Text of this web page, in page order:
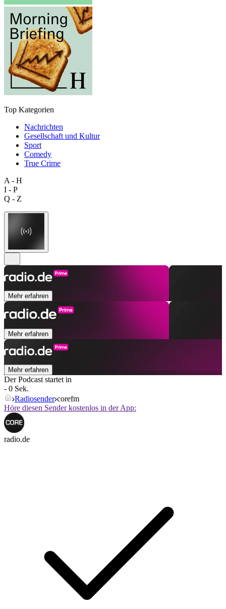
Top Kategorien
Nachrichten
Gesellschaft und Kultur
Sport
Comedy
True Crime
A - H
I - P
Q - Z
Mehr erfahren
Mehr erfahren
Mehr erfahren
Der Podcast startet in
- 0 Sek.
Radiosender corefm
Höre diesen Sender kostenlos in der App:
radio.de